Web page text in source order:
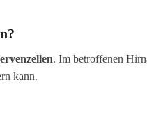
. Im betroffenen
kann.